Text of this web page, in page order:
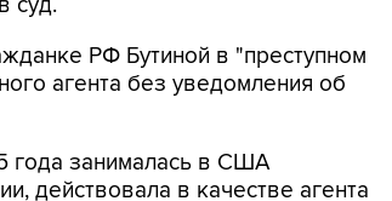
РФ Бутиной в "преступном
агента без уведомления об
года занималась в США
действовала в качестве агента